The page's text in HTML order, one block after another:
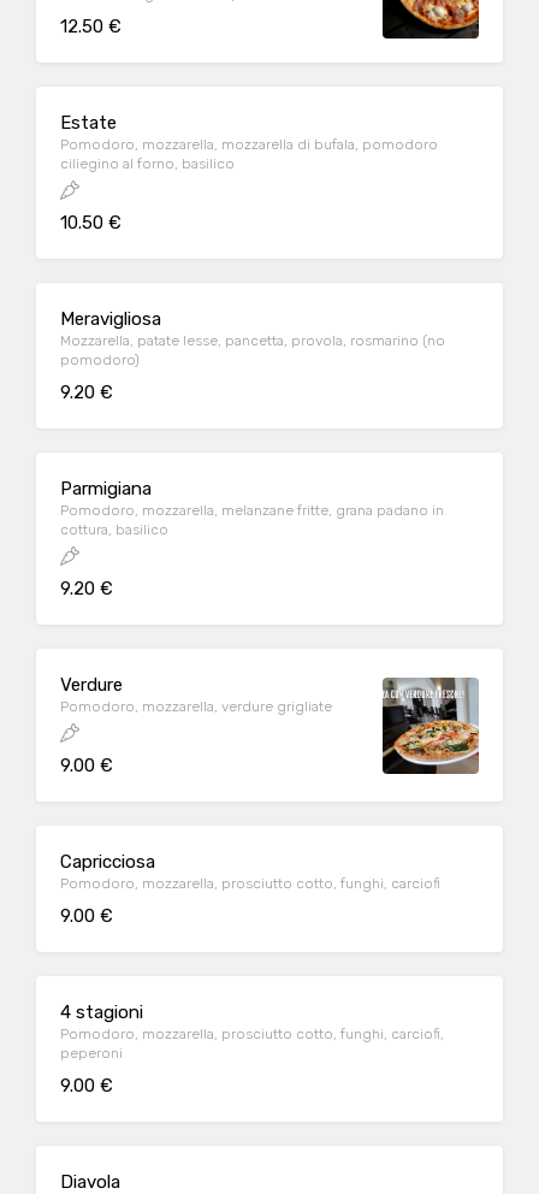
12.50 €
Estate
Pomodoro, mozzarella, mozzarella di bufala, pomodoro
ciliegino al forno, basilico
10.50 €
Meravigliosa
Mozzarella, patate lesse, pancetta, provola, rosmarino (no
pomodoro)
9.20 €
Parmigiana
Pomodoro, mozzarella, melanzane fritte, grana padano in
cottura, basilico
9.20 €
Verdure
Pomodoro, mozzarella, verdure grigliate
9.00 €
Capricciosa
Pomodoro, mozzarella, prosciutto cotto, funghi, carciofi
9.00 €
4 stagioni
Pomodoro, mozzarella, prosciutto cotto, funghi, carciofi,
peperoni
9.00 €
Diavola